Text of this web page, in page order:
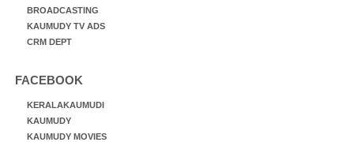
BROADCASTING
KAUMUDY TV ADS
CRM DEPT
FACEBOOK
KERALAKAUMUDI
KAUMUDY
KAUMUDY MOVIES